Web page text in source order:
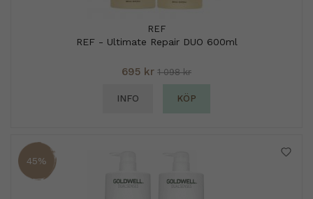
REF
REF - Ultimate Repair DUO 600ml
695 kr 1 098 kr
INFO KÖP
45%